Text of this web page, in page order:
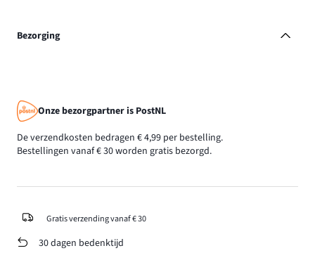
Bezorging
Onze bezorgpartner is PostNL
De verzendkosten bedragen € 4,99 per bestelling.
Bestellingen vanaf € 30 worden gratis bezorgd.
Gratis verzending vanaf € 30
30 dagen bedenktijd